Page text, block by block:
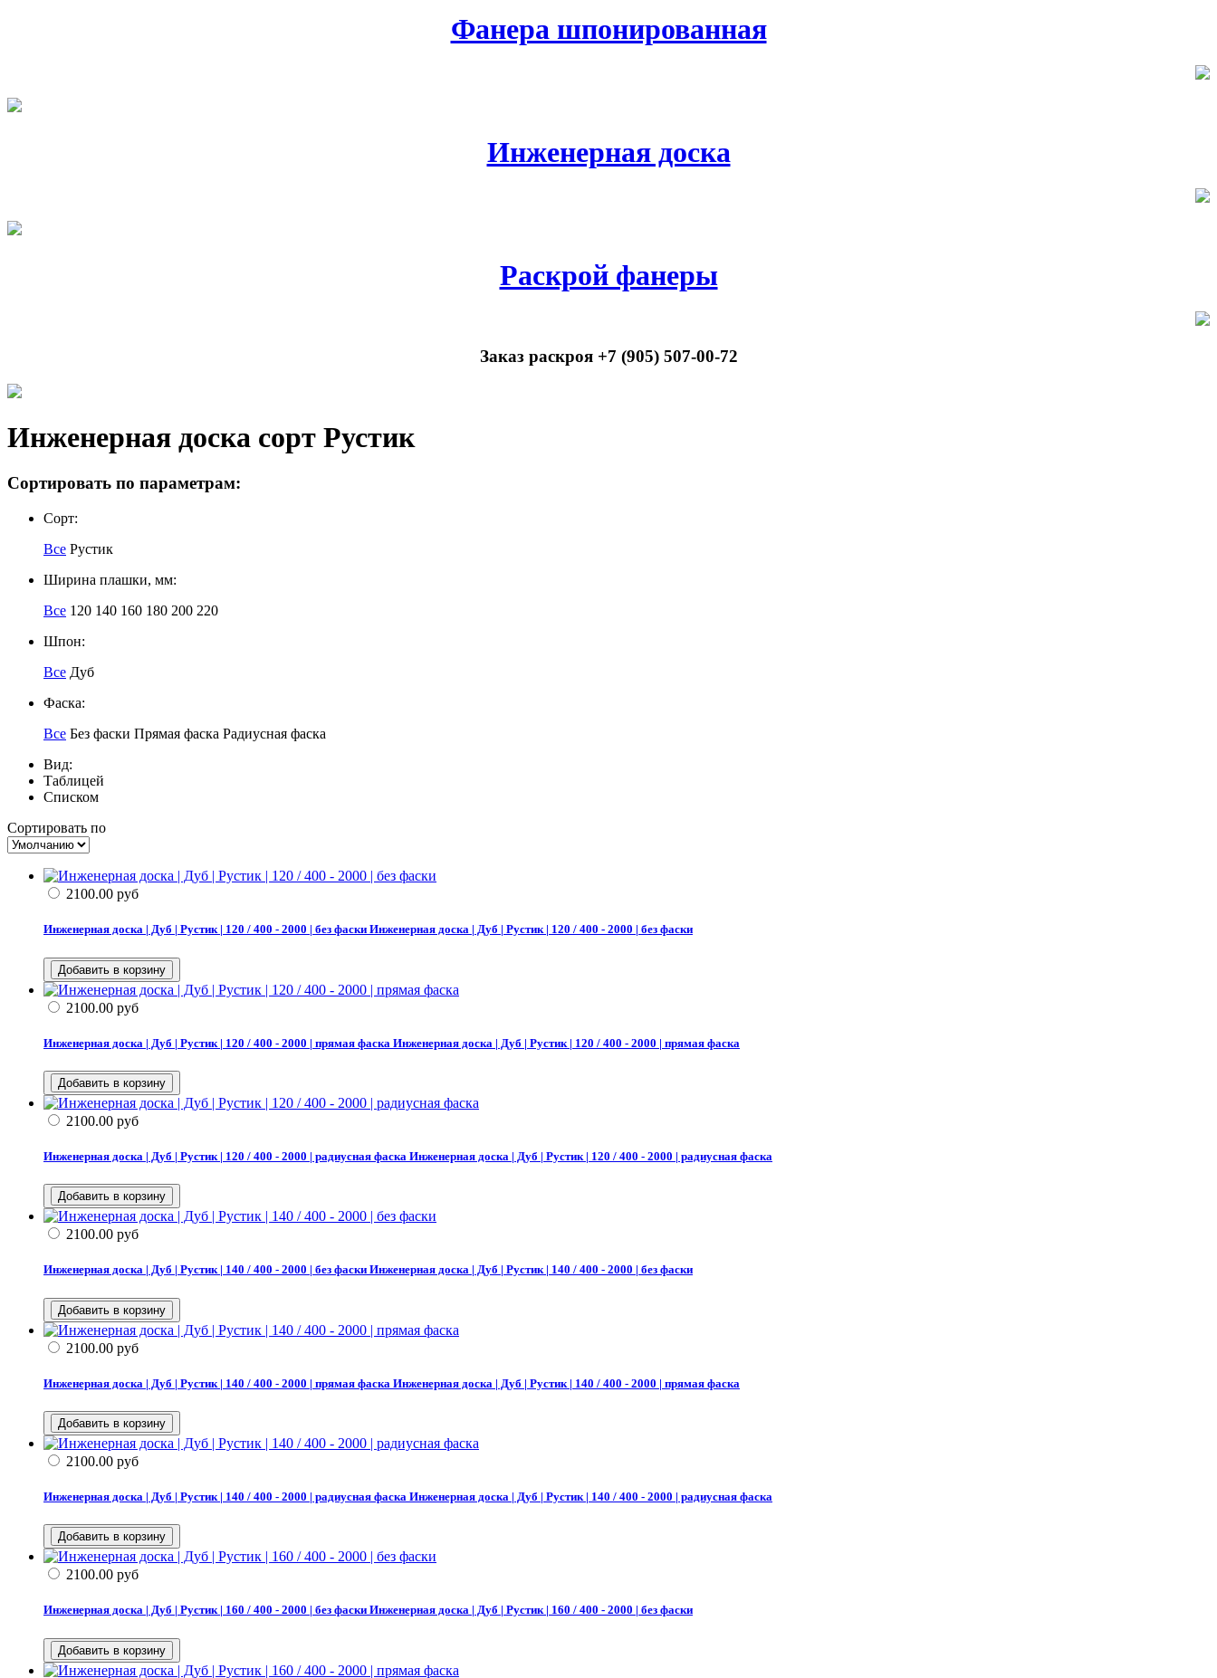
Фанера шпонированная
Инженерная доска
Раскрой фанеры
Заказ раскроя +7 (905) 507-00-72
Инженерная доска сорт Рустик
Сортировать по параметрам:
Сорт:
Все Рустик
Ширина плашки, мм:
Все 120 140 160 180 200 220
Шпон:
Все Дуб
Фаска:
Все Без фаски Прямая фаска Радиусная фаска
Вид:
Таблицей
Списком
Сортировать по
2100.00 руб
Инженерная доска | Дуб | Рустик | 120 / 400 - 2000 | без фаски Инженерная доска | Дуб | Рустик | 120 / 400 - 2000 | без фаски
2100.00 руб
Инженерная доска | Дуб | Рустик | 120 / 400 - 2000 | прямая фаска Инженерная доска | Дуб | Рустик | 120 / 400 - 2000 | прямая фаска
2100.00 руб
Инженерная доска | Дуб | Рустик | 120 / 400 - 2000 | радиусная фаска Инженерная доска | Дуб | Рустик | 120 / 400 - 2000 | радиусная фаска
2100.00 руб
Инженерная доска | Дуб | Рустик | 140 / 400 - 2000 | без фаски Инженерная доска | Дуб | Рустик | 140 / 400 - 2000 | без фаски
2100.00 руб
Инженерная доска | Дуб | Рустик | 140 / 400 - 2000 | прямая фаска Инженерная доска | Дуб | Рустик | 140 / 400 - 2000 | прямая фаска
2100.00 руб
Инженерная доска | Дуб | Рустик | 140 / 400 - 2000 | радиусная фаска Инженерная доска | Дуб | Рустик | 140 / 400 - 2000 | радиусная фаска
2100.00 руб
Инженерная доска | Дуб | Рустик | 160 / 400 - 2000 | без фаски Инженерная доска | Дуб | Рустик | 160 / 400 - 2000 | без фаски